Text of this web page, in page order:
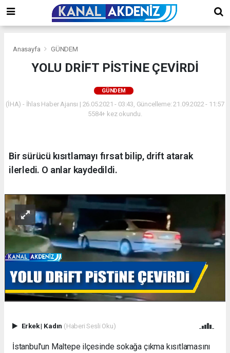
Anasayfa GÜNDEM
YOLU DRİFT PİSTİNE ÇEVİRDİ
GÜNDEM
(İHA) - İhlas Haber Ajansı | 26.05.2021 - 03:43, Güncelleme: 21.09.2022 - 11:57
5584+ kez okundu.
Bir sürücü kısıtlamayı fırsat bilip, drift atarak
ilerledi. O anlar kaydedildi.
Erkek| Kadın (Haberi Sesli Oku)
İstanbul'un Maltepe ilçesinde sokağa çıkma kısıtlamasını